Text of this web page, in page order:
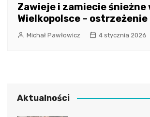
Zawieje i zamiecie śnieżne
Wielkopolsce – ostrzeżenie
Michał Pawłowicz 4 stycznia 2026
Aktualności